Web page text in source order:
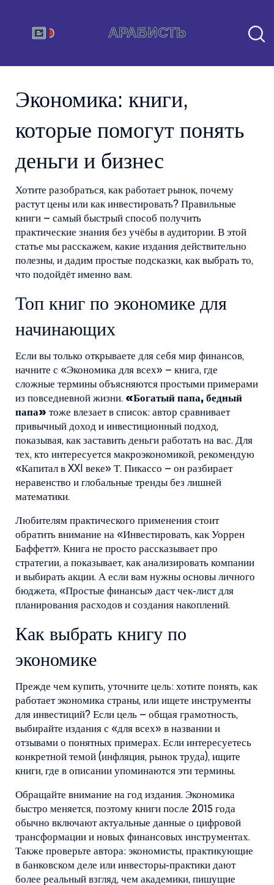
Экономика: книги,
которые помогут понять
деньги и бизнес
Хотите разобраться, как работает рынок, почему
растут цены или как инвестировать? Правильные
книги – самый быстрый способ получить
практические знания без учёбы в аудитории. В этой
статье мы расскажем, какие издания действительно
полезны, и дадим простые подсказки, как выбрать то,
что подойдёт именно вам.
Топ книг по экономике для
начинающих
Если вы только открываете для себя мир финансов,
начните с «Экономика для всех» – книга, где
сложные термины объясняются простыми примерами
из повседневной жизни. «Богатый папа, бедный
папа» тоже влезает в список: автор сравнивает
привычный доход и инвестиционный подход,
показывая, как заставить деньги работать на вас. Для
тех, кто интересуется макроэкономикой, рекомендую
«Капитал в XXI веке» Т. Пикассо – он разбирает
неравенство и глобальные тренды без лишней
математики.
Любителям практического применения стоит
обратить внимание на «Инвестировать, как Уоррен
Баффетт». Книга не просто рассказывает про
стратегии, а показывает, как анализировать компании
и выбирать акции. А если вам нужны основы личного
бюджета, «Простые финансы» даст чек‑лист для
планирования расходов и создания накоплений.
Как выбрать книгу по
экономике
Прежде чем купить, уточните цель: хотите понять, как
работает экономика страны, или ищете инструменты
для инвестиций? Если цель – общая грамотность,
выбирайте издания с «для всех» в названии и
отзывами о понятных примерах. Если интересуетесь
конкретной темой (инфляция, рынок труда), ищите
книги, где в описании упоминаются эти термины.
Обращайте внимание на год издания. Экономика
быстро меняется, поэтому книги после 2015 года
обычно включают актуальные данные о цифровой
трансформации и новых финансовых инструментах.
Также проверьте автора: экономисты, практикующие
в банковском деле или инвесторы‑практики дают
более реальный взгляд, чем академики, пишущие